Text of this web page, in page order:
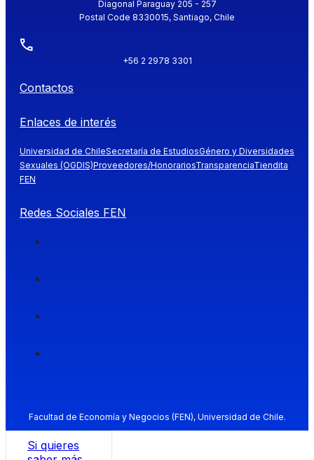
Diagonal Paraguay 205 - 257
Postal Code 8330015, Santiago, Chile
+56 2 2978 3301
Contactos
Enlaces de interés
Universidad de ChileSecretaría de EstudiosGénero y Diversidades
Sexuales (OGDIS)Proveedores/HonorariosTransparenciaTiendita
FEN
Redes Sociales FEN
Facultad de Economía y Negocios (FEN), Universidad de Chile.
Si quieres